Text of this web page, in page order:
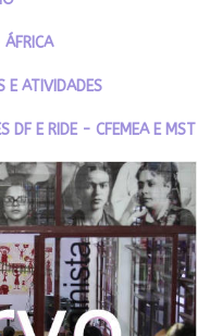
E ATIVIDADES
DF E RIDE - CFEMEA E MST